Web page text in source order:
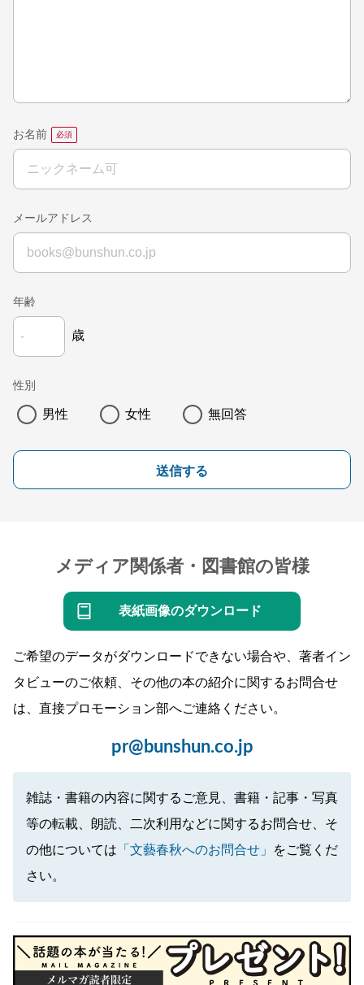
お名前
メールアドレス
年齢
歳
性別
男性 女性 無回答
送信する
メディア関係者・図書館の皆様
表紙画像のダウンロード
ご希望のデータがダウンロードできない場合や、著者イン
タビューのご依頼、その他の本の紹介に関するお問合せ
は、直接プロモーション部へご連絡ください。
pr@bunshun.co.jp
雑誌・書籍の内容に関するご意見、書籍・記事・写真
等の転載、朗読、二次利用などに関するお問合せ、そ
の他については 「文藝春秋へのお問合せ」
をご覧くだ
さい。